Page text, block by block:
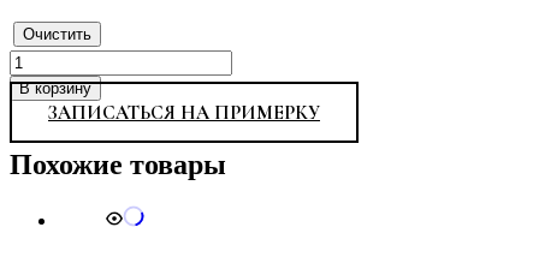
Очистить
Количество
товара
2803
В корзину
ЗАПИСАТЬСЯ НА ПРИМЕРКУ
Похожие товары